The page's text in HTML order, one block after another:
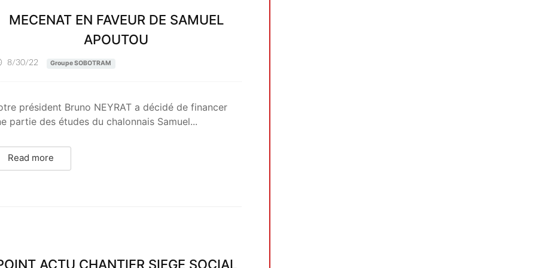
MECENAT EN FAVEUR DE SAMUEL
APOUTOU
8/30/22 Groupe SOBOTRAM
président Bruno NEYRAT a décidé de financer
partie des études du chalonnais Samuel...
Read more
ACTU CHANTIER SIEGE SOCIAL